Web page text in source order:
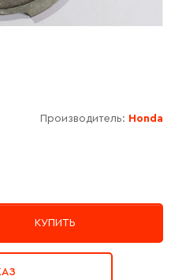
Производитель: Honda
КУПИТЬ